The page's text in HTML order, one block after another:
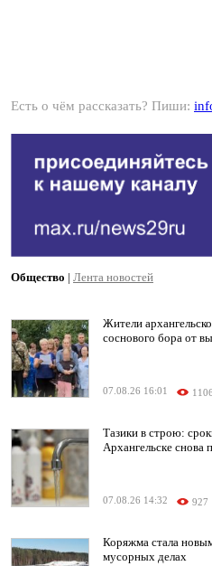
Есть о чём рассказать? Пиши:
Общество | Лента новостей
Жители
соснового бора от
07.08.26 16:01 1106
Тазики в строю:
Архангельске снова
07.08.26 14:32 927
Коряжма стала
мусорных делах